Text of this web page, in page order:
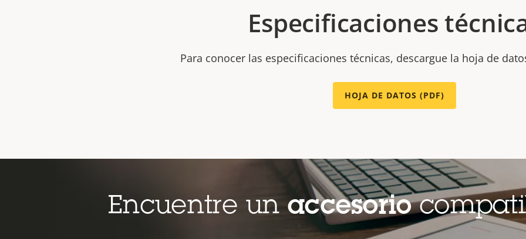
Especificaciones
Para conocer las especificaciones técnicas, descargue la hoja de
HOJA DE DATOS (PDF)
Encuentre un accesorio